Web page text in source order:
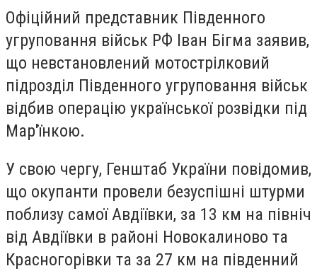
Офіційний представник Південного
угруповання військ РФ Іван Бігма заявив,
що невстановлений мотострілковий
підрозділ Південного угруповання військ
відбив операцію української розвідки під
Мар'їнкою.
У свою чергу, Генштаб України повідомив,
що окупанти провели безуспішні штурми
поблизу самої Авдіївки, за 13 км на північ
від Авдіївки в районі Новокалиново та
Красногорівки та за 27 км на південний